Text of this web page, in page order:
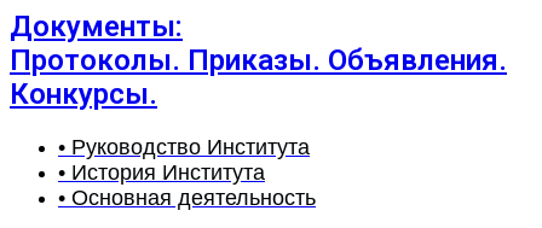
Документы:
Протоколы. Приказы. Объявления.
Конкурсы.
• Руководство Института
• История Института
• Основная деятельность